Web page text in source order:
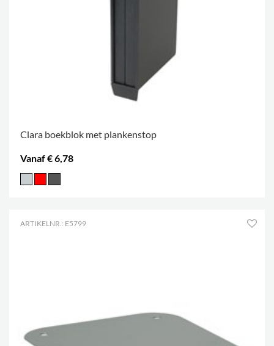
Clara boekblok met plankenstop
Vanaf € 6,78
ARTIKELNR.: E5799